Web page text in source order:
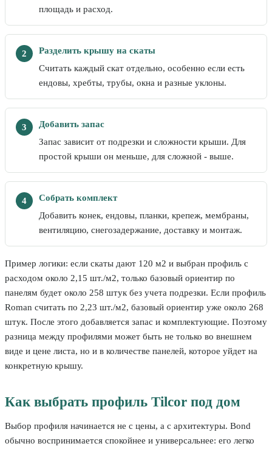
площадь и расход.
Разделить крышу на скаты
Считать каждый скат отдельно, особенно если есть
ендовы, хребты, трубы, окна и разные уклоны.
Добавить запас
Запас зависит от подрезки и сложности крыши. Для
простой крыши он меньше, для сложной - выше.
Собрать комплект
Добавить конек, ендовы, планки, крепеж, мембраны,
вентиляцию, снегозадержание, доставку и монтаж.
Пример логики: если скаты дают 120 м2 и выбран профиль с
расходом около 2,15 шт./м2, только базовый ориентир по
панелям будет около 258 штук без учета подрезки. Если профиль
Roman считать по 2,23 шт./м2, базовый ориентир уже около 268
штук. После этого добавляется запас и комплектующие. Поэтому
разница между профилями может быть не только во внешнем
виде и цене листа, но и в количестве панелей, которое уйдет на
конкретную крышу.
Как выбрать профиль Tilcor под дом
Выбор профиля начинается не с цены, а с архитектуры. Bond
обычно воспринимается спокойнее и универсальнее: его легко